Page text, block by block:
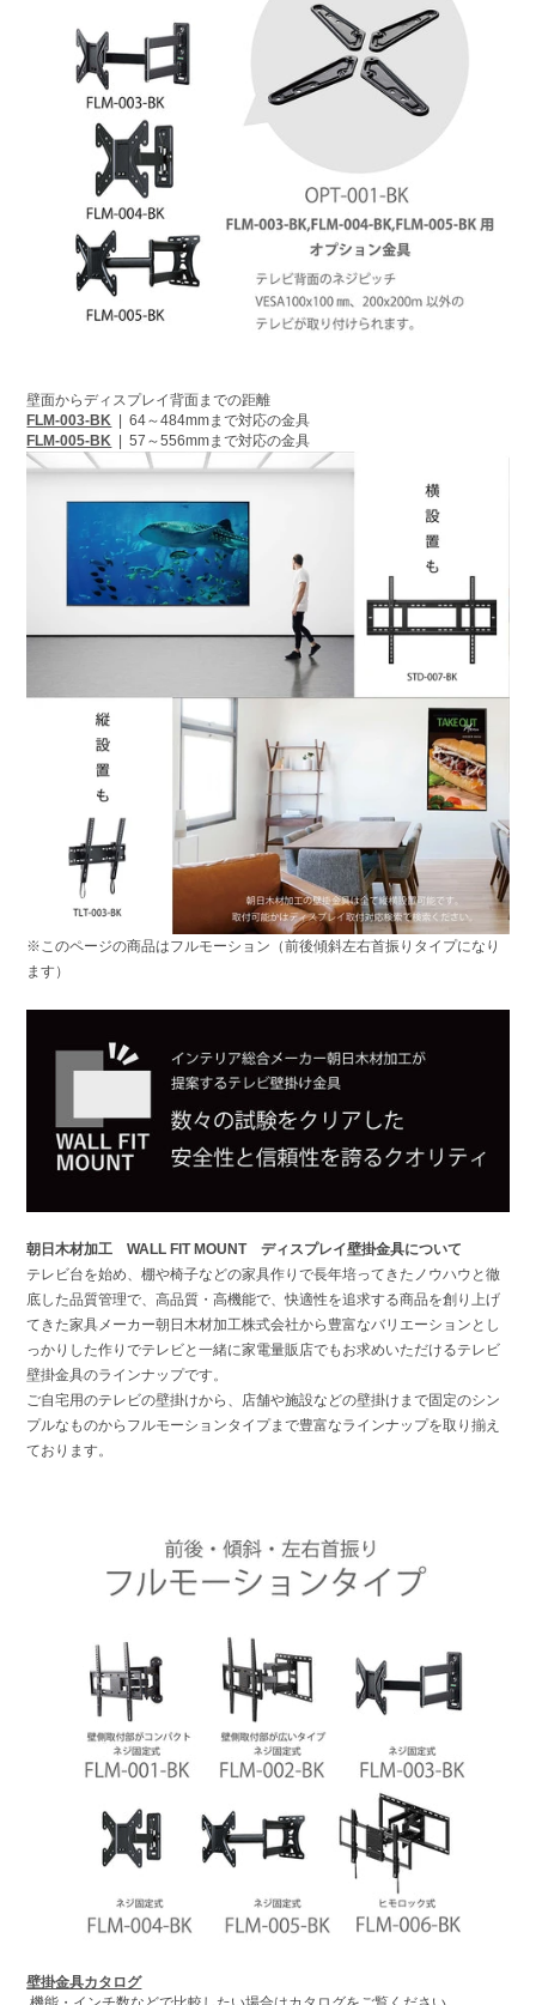
壁面からディスプレイ背面までの距離
FLM-003-BK | 64～484mmまで対応の金具
FLM-005-BK | 57～556mmまで対応の金具
※このページの商品はフルモーション（前後傾斜左右首振りタイプになり
ます）
朝日木材加工 WALL FIT MOUNT ディスプレイ壁掛金具について
テレビ台を始め、棚や椅子などの家具作りで長年培ってきたノウハウと徹
底した品質管理で、高品質・高機能で、快適性を追求する商品を創り上げ
てきた家具メーカー朝日木材加工株式会社から豊富なバリエーションとし
っかりした作りでテレビと一緒に家電量販店でもお求めいただけるテレビ
壁掛金具のラインナップです。
ご自宅用のテレビの壁掛けから、店舗や施設などの壁掛けまで固定のシン
プルなものからフルモーションタイプまで豊富なラインナップを取り揃え
ております。
壁掛金具カタログ